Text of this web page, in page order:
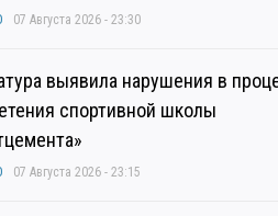
07 Августа 2026 - 23:30
выявила нарушения в
спортивной школы
07 Августа 2026 - 23:15